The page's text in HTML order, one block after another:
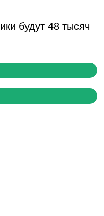
будут 48 тысяч